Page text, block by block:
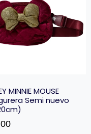
MINNIE MOUSE
Semi nuevo